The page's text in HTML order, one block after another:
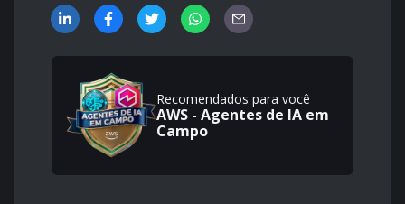
Recomendados para você
AWS - Agentes de IA em
Campo